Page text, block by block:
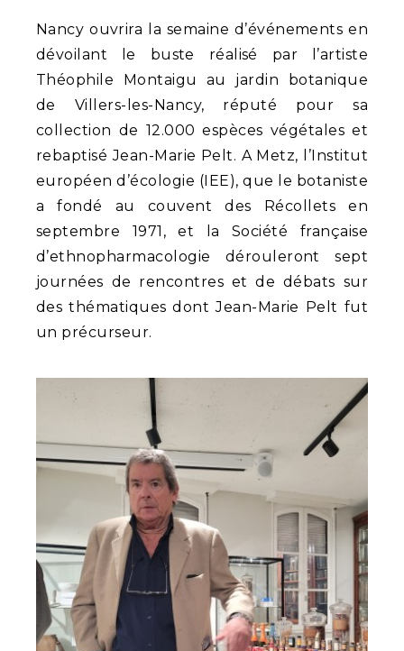
Nancy ouvrira la semaine d’événements en
dévoilant le buste réalisé par l’artiste
Théophile Montaigu au jardin botanique
de Villers-les-Nancy, réputé pour sa
collection de 12.000 espèces végétales et
rebaptisé Jean-Marie Pelt. A Metz, l’Institut
européen d’écologie (IEE), que le botaniste
a fondé au couvent des Récollets en
septembre 1971, et la Société française
d’ethnopharmacologie dérouleront sept
journées de rencontres et de débats sur
des thématiques dont Jean-Marie Pelt fut
un précurseur.